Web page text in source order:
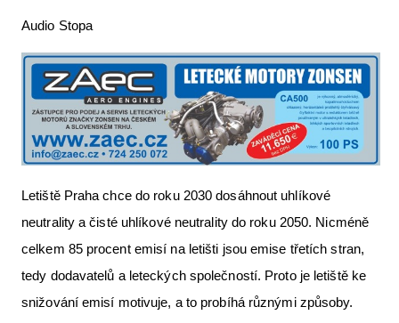
Audio Stopa
Letiště Praha chce do roku 2030 dosáhnout uhlíkové
neutrality a čisté uhlíkové neutrality do roku 2050. Nicméně
celkem 85 procent emisí na letišti jsou emise třetích stran,
tedy dodavatelů a leteckých společností. Proto je letiště ke
snižování emisí motivuje, a to probíhá různými způsoby.